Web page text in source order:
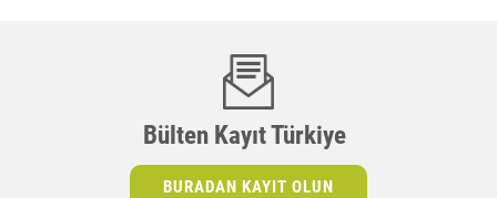
Bülten Kayıt Türkiye
BURADAN KAYIT OLUN